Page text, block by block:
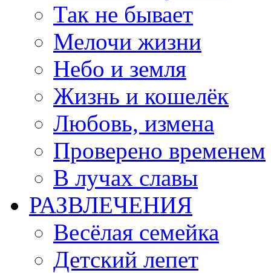
Так не бывает
Мелочи жизни
Небо и земля
Жизнь и кошелёк
Любовь, измена
Проверено временем
В лучах славы
РАЗВЛЕЧЕНИЯ
Весёлая семейка
Детский лепет